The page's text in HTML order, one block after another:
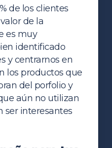
de los clientes
de la
es muy
identificado
y centrarnos en
los productos que
del porfolio y
aún no utilizan
ser interesantes